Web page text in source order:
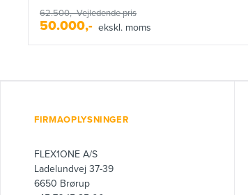
62.500,-Vejledende pris
50.000,- ekskl. moms
FIRMAOPLYSNINGER
FLEX1ONE A/S
Ladelundvej 37-39
6650 Brørup